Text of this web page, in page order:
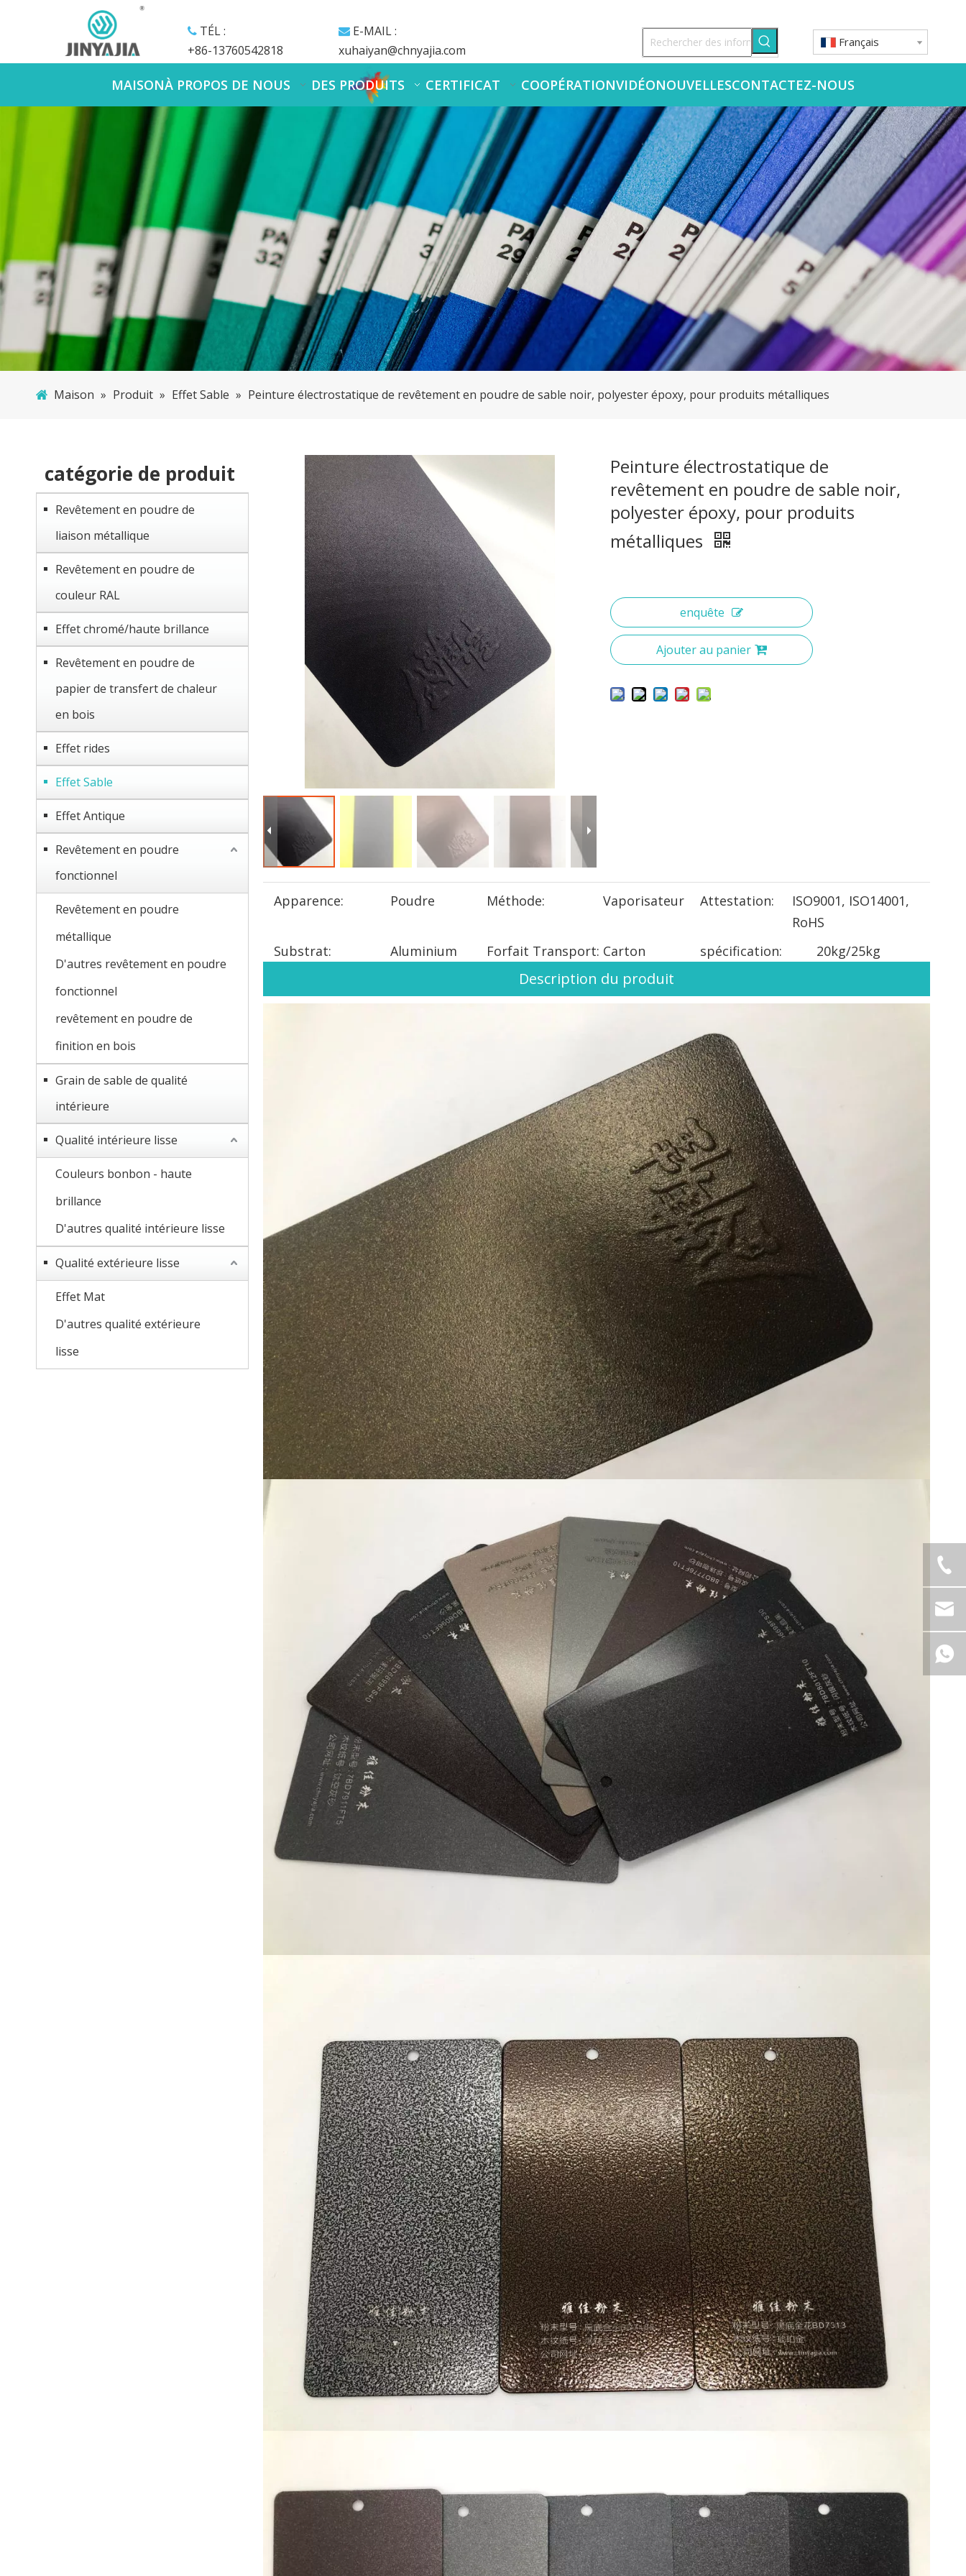
TÉL :
+86-13760542818
 E-MAIL :
xuhaiyan@chnyajia.com
Français
MAISONÀ PROPOS DE NOUS DES PRODUITS CERTIFICAT COOPÉRATIONVIDÉONOUVELLESCONTACTEZ-NOUS
Maison » Produit » Effet Sable » Peinture électrostatique de revêtement en poudre de sable noir, polyester époxy, pour produits métalliques
catégorie de produit
Revêtement en poudre de
liaison métallique
Revêtement en poudre de
couleur RAL
Effet chromé/haute brillance
Revêtement en poudre de
papier de transfert de chaleur
en bois
Effet rides
Effet Sable
Effet Antique
Revêtement en poudre
fonctionnel
Revêtement en poudre
métallique
D'autres revêtement en poudre
fonctionnel
revêtement en poudre de
finition en bois
Grain de sable de qualité
intérieure
Qualité intérieure lisse
Couleurs bonbon - haute
brillance
D'autres qualité intérieure lisse
Qualité extérieure lisse
Effet Mat
D'autres qualité extérieure
lisse
Peinture électrostatique de
revêtement en poudre de sable noir,
polyester époxy, pour produits
métalliques
enquête
Ajouter au panier
Apparence: Poudre Méthode: Vaporisateur Attestation:
ISO9001, ISO14001,
RoHS
Substrat:
Aluminium Forfait Transport: Carton spécification: 20kg/25kg
Description du produit